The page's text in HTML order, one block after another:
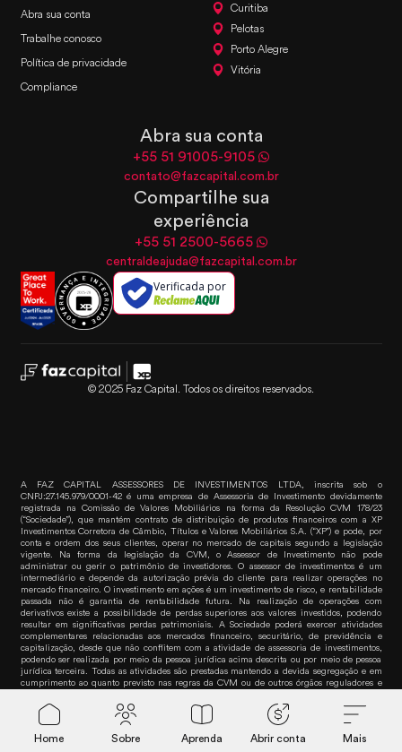
Home Sobre Aprenda Abrir conta
Abra sua conta
Trabalhe conosco
Política de privacidade
Compliance
Curitiba
Pelotas
Porto Alegre
Vitória
Abra sua conta
+55 51 91005-9105
contato@fazcapital.com.br
Compartilhe sua
experiência
+55 51 2500-5665
centraldeajuda@fazcapital.com.br
Verificada por
© 2025 Faz Capital. Todos os direitos reservados.
A FAZ CAPITAL ASSESSORES DE INVESTIMENTOS LTDA, inscrita sob o
CNPJ:27.145.979/0001-42 é uma empresa de Assessoria de Investimento devidamente
registrada na Comissão de Valores Mobiliários na forma da Resolução CVM 178/23
(“Sociedade”), que mantém contrato de distribuição de produtos financeiros com a XP
Investimentos Corretora de Câmbio, Títulos e Valores Mobiliários S.A. (“XP”) e pode, por
conta e ordem dos seus clientes, operar no mercado de capitais segundo a legislação
vigente. Na forma da legislação da CVM, o Assessor de Investimento não pode
administrar ou gerir o patrimônio de investidores. O assessor de investimentos é um
intermediário e depende da autorização prévia do cliente para realizar operações no
mercado financeiro. O investimento em ações é um investimento de risco, e rentabilidade
passada não é garantia de rentabilidade futura. Na realização de operações com
derivativos existe a possibilidade de perdas superiores aos valores investidos, podendo
resultar em significativas perdas patrimoniais. A Sociedade poderá exercer atividades
complementares relacionadas aos mercados financeiro, securitário, de previdência e
capitalização, desde que não conflitem com a atividade de assessoria de investimentos,
podendo ser realizada por meio da pessoa jurídica acima descrita ou por meio de pessoa
jurídica terceira. Todas as atividades são prestadas mantendo a devida segregação e em
cumprimento ao quanto previsto nas regras da CVM ou de outros órgãos reguladores e
investimentos. Para reclamações, contate a Ouvidoria da XP pelo telefone 0800 722-3730.